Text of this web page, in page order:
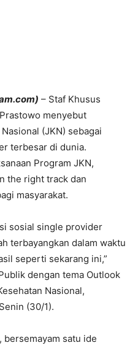
– Staf Khusus
menyebut
(JKN) sebagai
terbesar di dunia.
Program JKN,
the right track dan
masyarakat.
sosial single provider
terbayangkan dalam waktu
seperti sekarang ini,”
dengan tema Outlook
Nasional,
(30/1).
bersemayam satu ide